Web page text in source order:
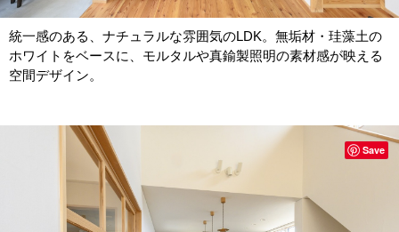
統一感のある、ナチュラルな雰囲気のLDK。無垢材・珪藻土の
ホワイトをベースに、モルタルや真鍮製照明の素材感が映える
空間デザイン。
Save